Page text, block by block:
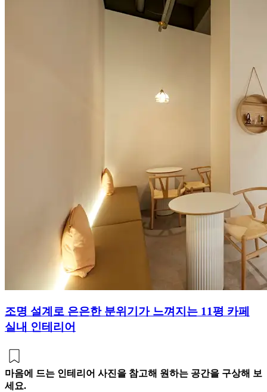
조명 설계로 은은한 분위기가 느껴지는 11평 카페
실내 인테리어
마음에 드는 인테리어 사진을 참고해 원하는 공간을 구상해 보
세요.